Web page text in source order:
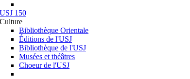
USJ 150
Culture
Bibliothèque Orientale
Éditions de l'USJ
Bibliothèque de l'USJ
Musées et théâtres
Choeur de l'USJ